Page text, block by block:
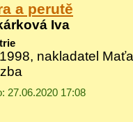
a perutě
Iva
nakladatel Maťa
27.06.2020 17:08